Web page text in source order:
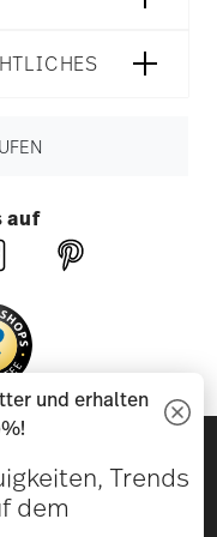
auf
Marken
Zuhause
und erhalten
Trends
dem